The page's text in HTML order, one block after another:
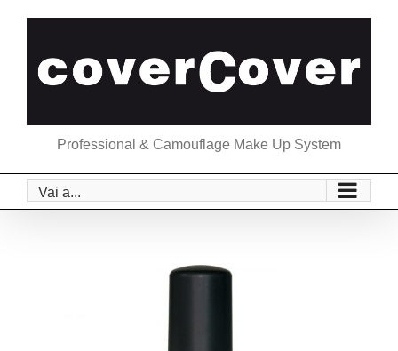
Professional & Camouflage Make Up System
Vai a...